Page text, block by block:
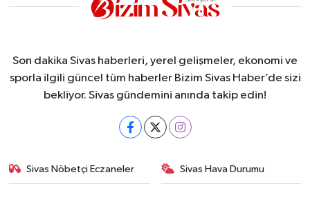
Son dakika Sivas haberleri, yerel gelişmeler, ekonomi ve
sporla ilgili güncel tüm haberler Bizim Sivas Haber’de sizi
bekliyor. Sivas gündemini anında takip edin!
Sivas Nöbetçi Eczaneler Sivas Hava Durumu